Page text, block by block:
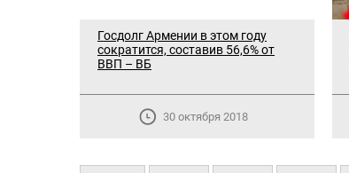
Госдолг Армении в этом году
сократится, составив 56,6% от
ВВП – ВБ
30 октября 2018